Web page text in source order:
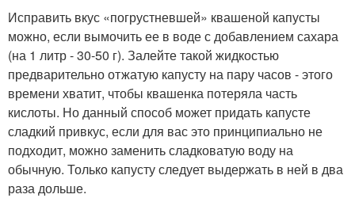
Исправить вкус «погрустневшей» квашеной капусты
можно, если вымочить ее в воде с добавлением сахара
(на 1 литр - 30-50 г). Залейте такой жидкостью
предварительно отжатую капусту на пару часов - этого
времени хватит, чтобы квашенка потеряла часть
кислоты. Но данный способ может придать капусте
сладкий привкус, если для вас это принципиально не
подходит, можно заменить сладковатую воду на
обычную. Только капусту следует выдержать в ней в два
раза дольше.